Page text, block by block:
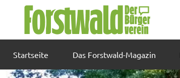
Startseite Das Forstwald-Magazin